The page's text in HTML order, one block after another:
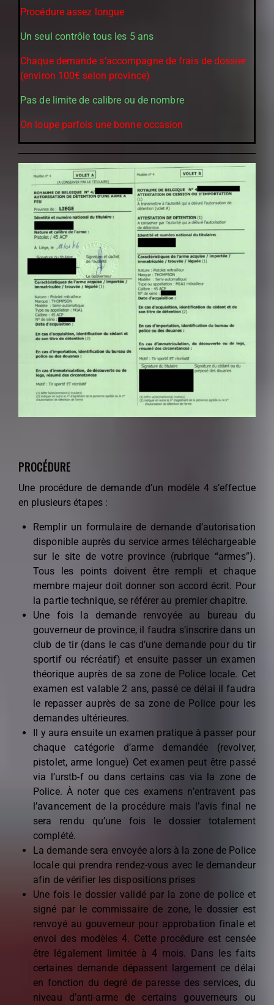
Procédure assez longue
Un seul contrôle tous les 5 ans
Chaque demande s’accompagne de frais de dossier
(environ 100€ selon province)
Pas de limite de calibre ou de nombre
On loupe parfois une bonne occasion
PROCÉDURE
Une procédure de demande d’un modèle 4 s’effectue
en plusieurs étapes :
Remplir un formulaire de demande d’autorisation
disponible auprès du service armes téléchargeable
sur le site de votre province (rubrique “armes”).
Tous les points doivent être rempli et chaque
membre majeur doit donner son accord écrit. Pour
la partie technique, se référer au premier chapitre.
Une fois la demande renvoyée au bureau du
gouverneur de province, il faudra s’inscrire dans un
club de tir (dans le cas d’une demande pour du tir
sportif ou récréatif) et ensuite passer un examen
théorique auprès de sa zone de Police locale. Cet
examen est valable 2 ans, passé ce délai il faudra
le repasser auprès de sa zone de Police pour les
demandes ultérieures.
Il y aura ensuite un examen pratique à passer pour
chaque catégorie d’arme demandée (revolver,
pistolet, arme longue) Cet examen peut être passé
via l’urstb-f ou dans certains cas via la zone de
Police. À noter que ces examens n’entravent pas
l’avancement de la procédure mais l’avis final ne
sera rendu qu’une fois le dossier totalement
complété.
La demande sera envoyée alors à la zone de Police
locale qui prendra rendez-vous avec le demandeur
afin de vérifier les dispositions prises
Une fois le dossier validé par la zone de police et
signé par le commissaire de zone, le dossier est
renvoyé au gouverneur pour approbation finale et
envoi des modèles 4. Cette procédure est censée
être légalement limitée à 4 mois. Dans les faits
certaines demande dépassent largement ce délai
en fonction du degré de paresse des services, du
niveau d’anti-arme de certains gouverneurs ou